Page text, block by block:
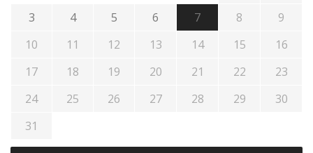
3 4 5 6 7 8
9
10
11 12 13 14 15
16
17
18 19 20 21 22
23
24
25 26 27 28 29
30
31